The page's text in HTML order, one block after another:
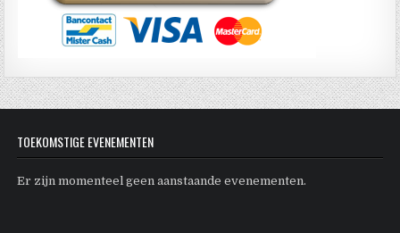
TOEKOMSTIGE EVENEMENTEN
Er zijn momenteel geen aanstaande evenementen.